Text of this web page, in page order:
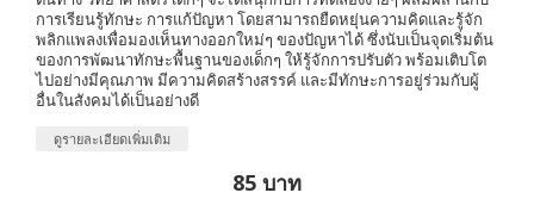
การเรียนรู้ทักษะ การแก้ปัญหา โดยสามารถยืดหยุ่นความคิดและรู้จัก
พลิกแพลงเพื่อมองเห็นทางออกใหม่ๆ ของปัญหาได้ ซึ่งนับเป็นจุดเริ่มต้น
ของการพัฒนาทักษะพื้นฐานของเด็กๆ ให้รู้จักการปรับตัว พร้อมเติบโต
ไปอย่างมีคุณภาพ มีความคิดสร้างสรรค์ และมีทักษะการอยู่ร่วมกับผู้
อื่นในสังคมได้เป็นอย่างดี
ดูรายละเอียดเพิ่มเติม
85 บาท